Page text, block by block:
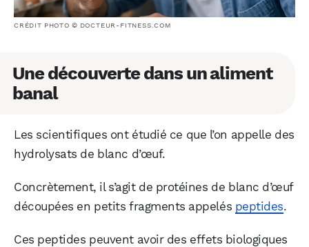
CRÉDIT PHOTO © DOCTEUR-FITNESS.COM
Une découverte dans un aliment
banal
Les scientifiques ont étudié ce que l’on appelle des
hydrolysats de blanc d’œuf.
Concrètement, il s’agit de protéines de blanc d’œuf
découpées en petits fragments appelés peptides.
Ces peptides peuvent avoir des effets biologiques